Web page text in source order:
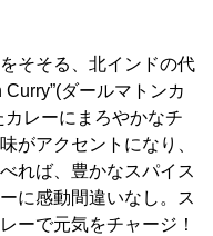
そそる、北インドの代
ダールマトンカ
レーにまろやかなチ
がアクセントになり、
れば、豊かなスパイス
に感動間違いなし。ス
ーで元気をチャージ！